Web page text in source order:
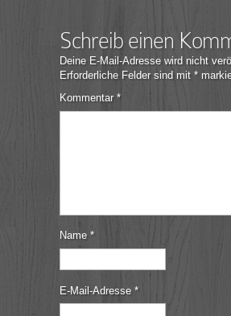
Schreib einen
Deine E-Mail-Adresse wird nicht
Erforderliche Felder sind mit *
Kommentar *
Name *
E-Mail-Adresse *